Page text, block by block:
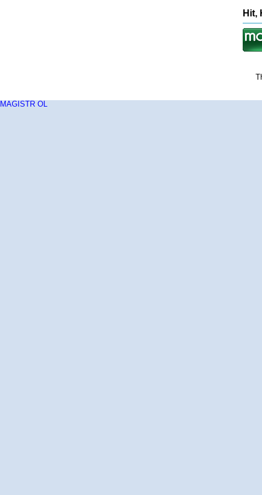
Hit,
MAGISTR OL